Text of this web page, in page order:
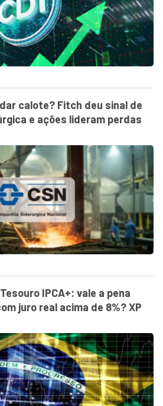
dar calote? Fitch deu sinal de
e ações lideram perdas
IPCA+: vale a pena
juro real acima de 8%? XP